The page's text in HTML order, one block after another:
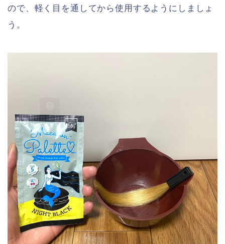
ので、軽く目を通してから使用するようにしましょ
う。